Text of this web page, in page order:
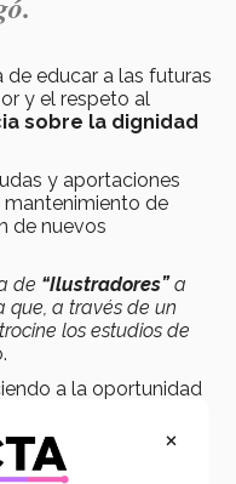
educar a las futuras
y el respeto al
sobre la dignidad
y aportaciones
mantenimiento de
de nuevos
de “Ilustradores”a
que, a través de un
los estudios de
a la oportunidad
estar al servicio de la
del mundo.
×